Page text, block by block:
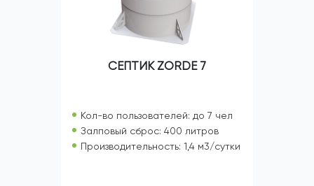
СЕПТИК ZORDE 7
Кол-во пользователей: до 7 чел
Залповый сброс: 400 литров
Производительность: 1,4 м3/сутки